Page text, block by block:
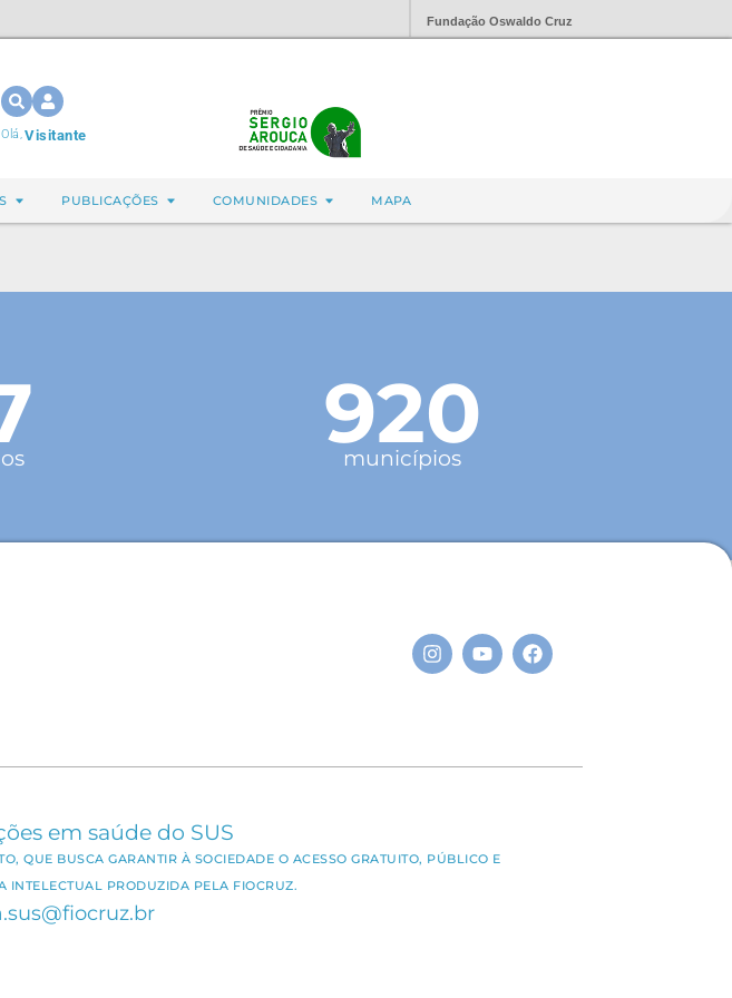
Fundação Oswaldo Cruz
Olá,Visitante
PUBLICAÇÕES COMUNIDADES MAPA
920
municípios
em saúde do SUS
QUE BUSCA GARANTIR À SOCIEDADE O ACESSO GRATUITO, PÚBLICO E
INTELECTUAL PRODUZIDA PELA FIOCRUZ.